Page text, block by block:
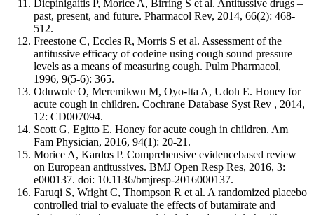
Dicpinigaitis P, Morice A, Birring S et al. Antitussive drugs –
past, present, and future. Pharmacol Rev, 2014, 66(2): 468-
512.
Freestone C, Eccles R, Morris S et al. Assessment of the
antitussive efficacy of codeine using cough sound pressure
levels as a means of measuring cough. Pulm Pharmacol,
1996, 9(5-6): 365.
Oduwole O, Meremikwu M, Oyo-Ita A, Udoh E. Honey for
acute cough in children. Cochrane Database Syst Rev , 2014,
12: CD007094.
Scott G, Egitto E. Honey for acute cough in children. Am
Fam Physician, 2016, 94(1): 20-21.
Morice A, Kardos P. Comprehensive evidencebased review
on European antitussives. BMJ Open Resp Res, 2016, 3:
e000137. doi: 10.1136/bmjresp-2016000137.
Faruqi S, Wright C, Thompson R et al. A randomized placebo
controlled trial to evaluate the effects of butamirate and